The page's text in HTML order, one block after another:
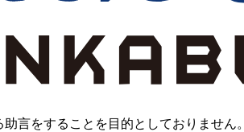
言をすることを目的としておりません。